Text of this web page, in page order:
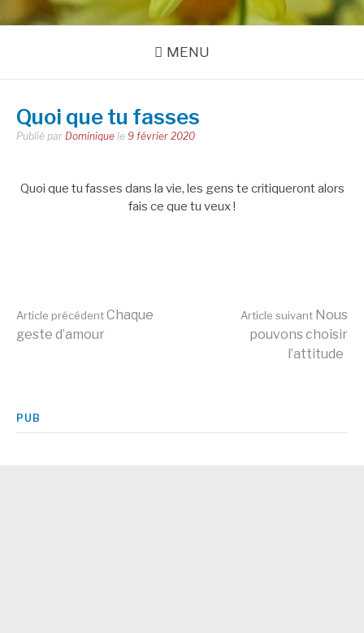
MENU
Quoi que tu fasses
Publié par Dominique le 9 février 2020
Quoi que tu fasses dans la vie, les gens te critiqueront alors
fais ce que tu veux !
Lire
suite
Article précédentChaque
geste d’amour
Article suivant Nous
pouvons choisir
l’attitude
PUB